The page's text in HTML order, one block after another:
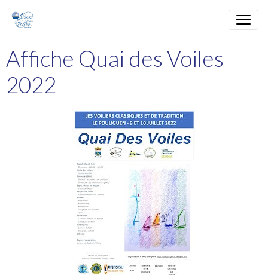
Affiche Quai des Voiles
2022